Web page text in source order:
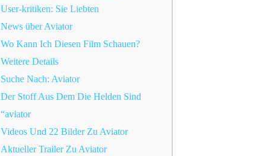
User-kritiken: Sie Liebten
News über Aviator
Wo Kann Ich Diesen Film Schauen?
Weitere Details
Suche Nach: Aviator
Der Stoff Aus Dem Die Helden Sind
“aviator
Videos Und 22 Bilder Zu Aviator
Aktueller Trailer Zu Aviator